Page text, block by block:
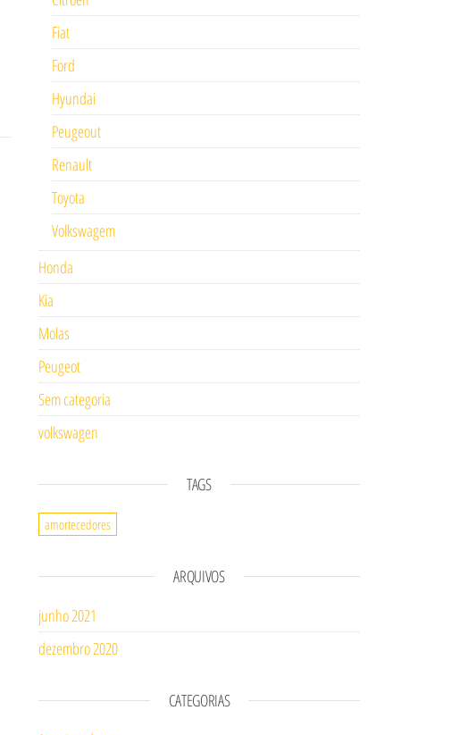
Fiat
Ford
Hyundai
Peugeout
Renault
Toyota
Volkswagem
Honda
Kia
Molas
Peugeot
Sem categoria
volkswagen
TAGS
amortecedores
ARQUIVOS
junho 2021
dezembro 2020
CATEGORIAS